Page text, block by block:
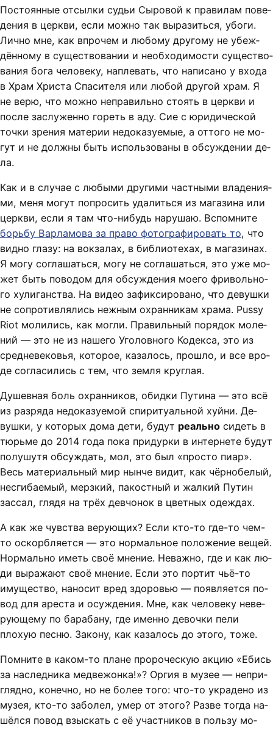
По­сто­ян­ные от­сыл­ки судьи Сы­ро­вой к пра­ви­лам по­ве­
де­ния в церк­ви, если мож­но так вы­ра­зить­ся, убо­ги.
Лич­но мне, как впро­чем и лю­бо­му дру­го­му не убеж­
дён­но­му в су­щест­во­ва­нии и не­об­хо­ди­мос­ти су­щест­во­
ва­ния бо­га че­ло­ве­ку, на­пле­вать, что на­пи­са­но у вхо­да
в Храм Хрис­та Спа­си­те­ля или лю­бой дру­гой храм. Я
не ве­рю, что мож­но не­пра­виль­но сто­ять в церк­ви и
пос­ле за­слу­жен­но го­реть в аду. Сие с юри­ди­чес­кой
точ­ки зре­ния ма­те­рии не­до­ка­зу­е­мые, а от­то­го не мо­
гут и не долж­ны быть ис­поль­зо­ва­ны в об­суж­де­нии де­
ла.
Как и в слу­чае с лю­бы­ми дру­ги­ми част­ны­ми вла­де­ни­я­
ми, ме­ня мо­гут по­про­сить уда­лить­ся из ма­га­зи­на или
церк­ви, если я там что-ни­будь на­ру­шаю. Вспом­ни­те
борь­бу Вар­ла­мо­ва за пра­во фо­то­гра­фи­ро­вать то, что
вид­но гла­зу: на вок­за­лах, в биб­лио­те­хах, в ма­га­зи­нах.
Я мо­гу со­гла­шать­ся, мо­гу не со­гла­шать­ся, это уже мо­
жет быть по­во­дом для об­суж­де­ния мо­е­го фри­воль­но­
го ху­ли­ган­ст­ва. На ви­део за­фик­си­ро­ва­но, что де­вуш­ки
не со­про­тив­ля­лись неж­ным охран­ни­кам хра­ма. Pussy
Riot мо­ли­лись, как мог­ли. Пра­виль­ный по­ря­док мо­ле­
ний — это не из на­ше­го Уго­лов­но­го Ко­дек­са, это из
сред­не­ве­ковья, ко­то­рое, ка­за­лось, про­шло, и все вро­
де со­гла­си­лись с тем, что зем­ля круг­лая.
Ду­шев­ная боль охран­ни­ков, обид­ки Пу­ти­на — это всё
из раз­ря­да не­до­ка­зу­е­мой спи­ри­ту­аль­ной хуй­ни. Де­
вуш­ки, у ко­то­рых до­ма де­ти, бу­дут ре­аль­но си­деть в
тюрь­ме до 2014 го­да по­ка при­дур­ки в ин­тер­не­те бу­дут
по­лу­шу­тя об­суж­дать, мол, это был «прос­то пи­ар».
Весь ма­те­ри­аль­ный мир нын­че ви­дит, как чёр­но­бе­лый,
нес­ги­ба­е­мый, мерз­кий, па­кост­ный и жал­кий Пу­тин
зас­сал, гля­дя на трёх дев­чо­нок в цвет­ных одеж­дах.
А как же чув­ст­ва ве­ру­ю­щих? Если кто-то где-то чем-
то оскорб­ля­ет­ся — это нор­маль­ное по­ло­же­ние ве­щей.
Нор­маль­но иметь своё мне­ние. Не­важ­но, где и как лю­
ди вы­ра­жа­ют своё мне­ние. Если это пор­тит чьё-то
иму­щест­во, на­но­сит вред здо­ровью — по­яв­ля­ет­ся по­
вод для аре­с­та и осуж­де­ния. Мне, как че­ло­ве­ку не­ве­
ру­ю­ще­му по ба­ра­ба­ну, где имен­но де­воч­ки пе­ли
плохую пес­ню. За­ко­ну, как ка­за­лось до это­го, то­же.
Пом­ни­те в ка­ком-то пла­не про­ро­чес­кую ак­цию «Ебись
за на­след­ни­ка мед­ве­жон­ка!»? Ор­гия в му­зее — не­при­
гляд­но, ко­неч­но, но не бо­лее то­го: что-то укра­де­но из
му­зея, кто-то за­бо­лел, умер от это­го? Раз­ве тог­да на­
шёл­ся по­вод взыс­кать с её участ­ни­ков в поль­зу мо­